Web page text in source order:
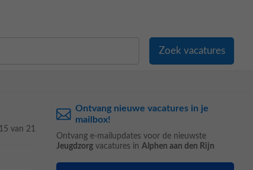
van 21
Ontvang nieuwe vacatures in je
mailbox!
Ontvang e-mailupdates voor de nieuwste
Jeugdzorg vacatures in Alphen aan den Rijn